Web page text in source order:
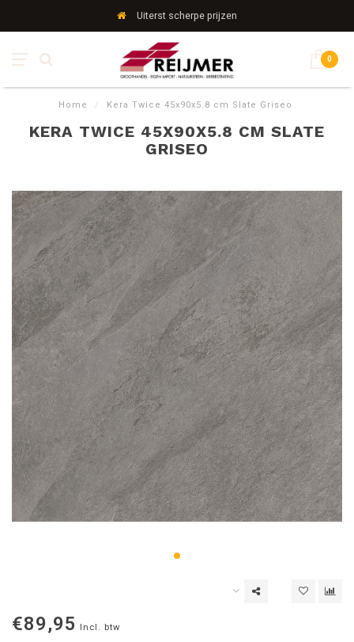
Uiterst scherpe prijzen
0
Home / Kera Twice 45x90x5.8 cm Slate Griseo
KERA TWICE 45X90X5.8 CM SLATE
GRISEO
€89,95 Incl. btw